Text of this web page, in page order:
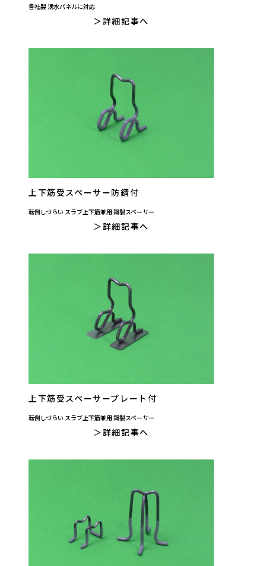
各社製 湧水パネルに対応
詳細記事へ
上下筋受スペーサー防錆付
転倒しづらい スラブ上下筋兼用 鋼製スペーサー
詳細記事へ
上下筋受スペーサープレート付
転倒しづらい スラブ上下筋兼用 鋼製スペーサー
詳細記事へ